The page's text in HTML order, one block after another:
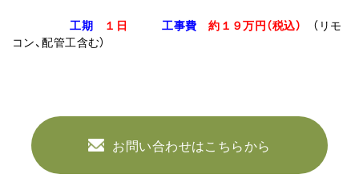
工期１日 工事費約１９万円（税込）
（リモ
コン、配管工含む）
お問い合わせはこちらから